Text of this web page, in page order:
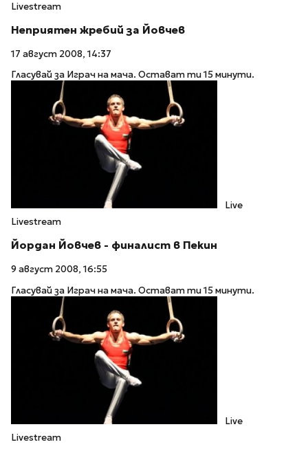
Livestream
Неприятен жребий за Йовчев
17 август 2008, 14:37
Гласувай за Играч на мача. Остават ти 15 минути.
Live
Livestream
Йордан Йовчев - финалист в Пекин
9 август 2008, 16:55
Гласувай за Играч на мача. Остават ти 15 минути.
Live
Livestream